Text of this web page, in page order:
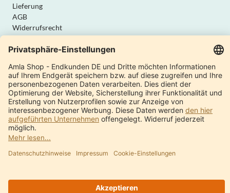
Lieferung
AGB
Widerrufsrecht
Datenschutz
Vertrag widerrufen
Amla Natur
Produktkatalog
Über uns
Moderne Manufaktur
Qualität & Sicherheit
Kontakt
Was ist Ayurveda?
Internationale Shops
© 1997 - 2024 Amla Natur GmbH